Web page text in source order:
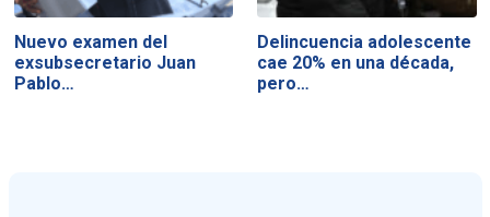
Nuevo examen del
exsubsecretario Juan
Pablo…
Delincuencia adolescente
cae 20% en una década,
pero…